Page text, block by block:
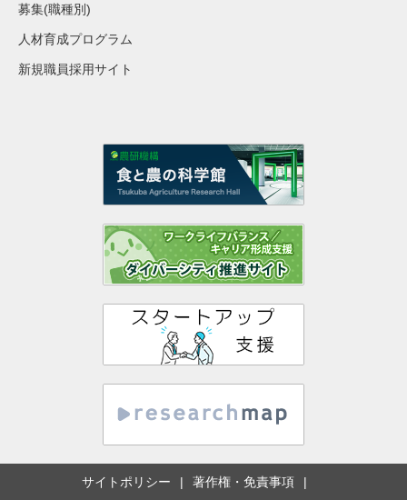
募集(職種別)
人材育成プログラム
新規職員採用サイト
サイトポリシー 著作権・免責事項